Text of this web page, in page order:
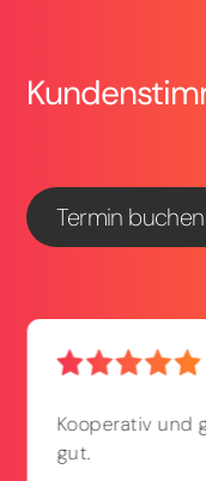
Termin buchen
Kooperativ und
gut.